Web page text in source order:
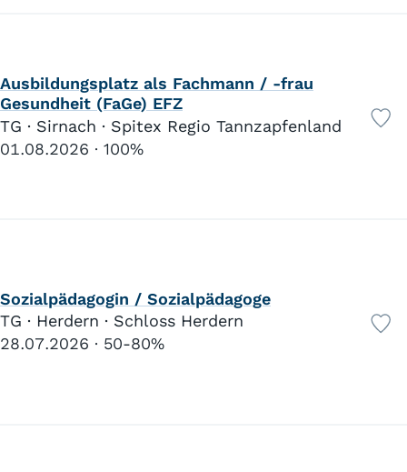
Ausbildungsplatz als Fachmann / -frau
Gesundheit (FaGe) EFZ
TG · Sirnach · Spitex Regio Tannzapfenland
01.08.2026
100%
Sozialpädagogin / Sozialpädagoge
TG · Herdern · Schloss Herdern
28.07.2026
50-80%